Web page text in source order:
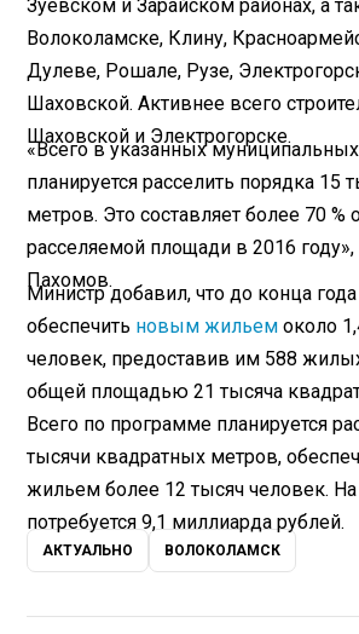
Зуевском и Зарайском районах, а
Волоколамске, Клину,
Дулеве, Рошале, Рузе,
Шаховской. Активнее всего
Шаховской и Электрогорске.
«Всего в указанных
планируется расселить порядка 15
метров. Это составляет более 70 %
расселяемой площади в 2016
Пахомов.
Министр добавил, что до конца года
обеспечить новым жильем около
человек, предоставив им 588
общей площадью 21 тысяча
Всего по программе планируется
тысячи квадратных метров,
жильем более 12 тысяч человек. На
потребуется 9,1 миллиарда рублей.
АКТУАЛЬНО ВОЛОКОЛАМСК